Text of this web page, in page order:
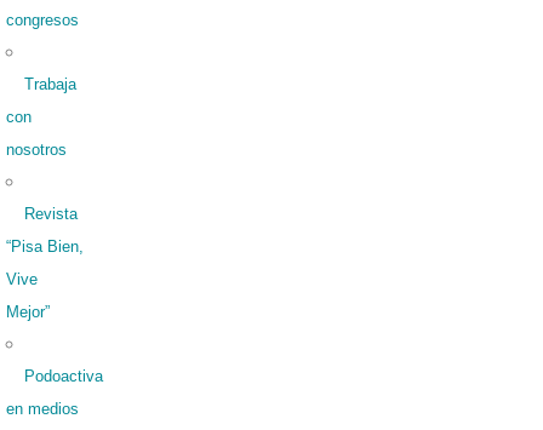
congresos
Trabaja
con
nosotros
Revista
“Pisa Bien,
Vive
Mejor”
Podoactiva
en medios